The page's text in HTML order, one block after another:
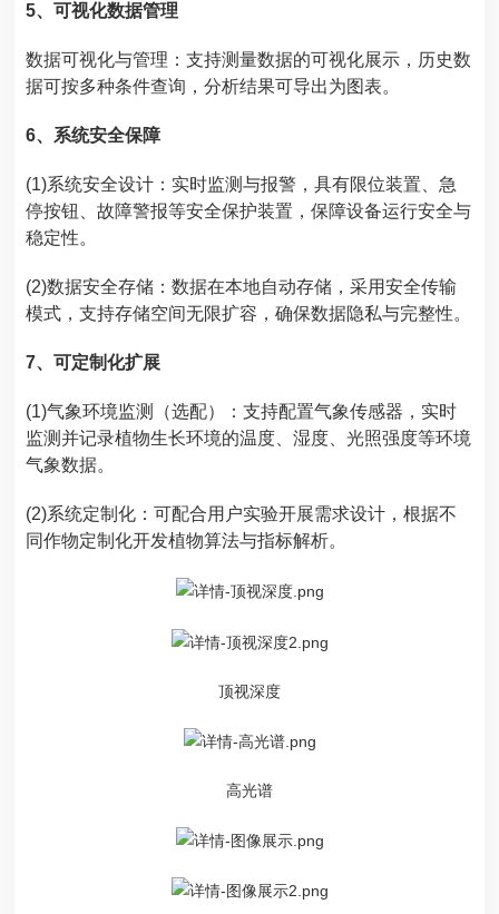
5、可视化数据管理
数据可视化与管理：支持测量数据的可视化展示，历史数
据可按多种条件查询，分析结果可导出为图表。
6、系统安全保障
(1)系统安全设计：实时监测与报警，具有限位装置、急
停按钮、故障警报等安全保护装置，保障设备运行安全与
稳定性。
(2)数据安全存储：数据在本地自动存储，采用安全传输
模式，支持存储空间无限扩容，确保数据隐私与完整性。
7、可定制化扩展
(1)气象环境监测（选配）：支持配置气象传感器，实时
监测并记录植物生长环境的温度、湿度、光照强度等环境
气象数据。
(2)系统定制化：可配合用户实验开展需求设计，根据不
同作物定制化开发植物算法与指标解析。
顶视深度
高光谱